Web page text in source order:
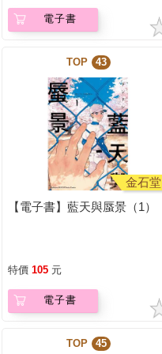
電子書
TOP 43
金石堂
【電子書】藍天與蜃景（1）
特價 105 元
電子書
TOP 45